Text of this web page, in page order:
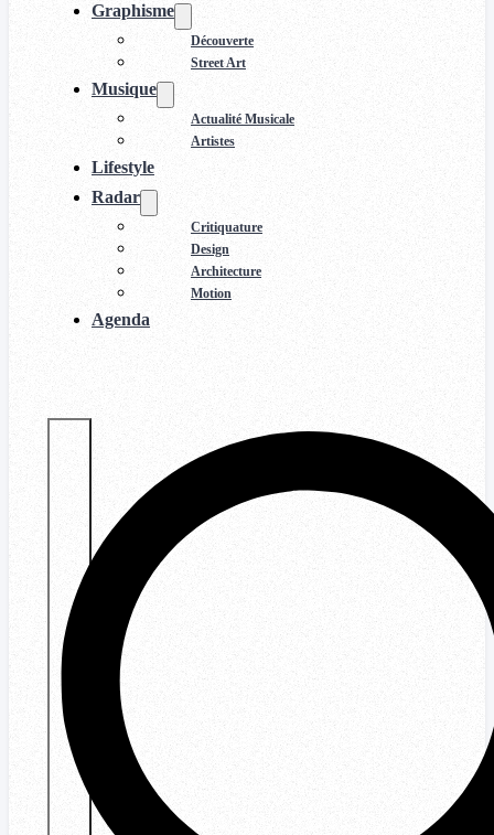
Graphisme
Découverte
Street Art
Musique
Actualité Musicale
Artistes
Lifestyle
Radar
Critiquature
Design
Architecture
Motion
Agenda